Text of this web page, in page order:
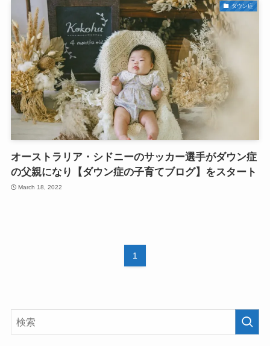
ダウン症
オーストラリア・シドニーのサッカー選手がダウン症
の父親になり【ダウン症の子育てブログ】をスタート
March 18, 2022
1